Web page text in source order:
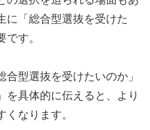
に「総合型選抜を受けた
す。
型選抜を受けたいのか」
を具体的に伝えると、より
なります。